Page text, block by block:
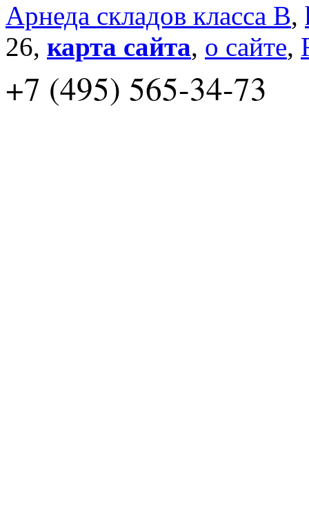
Арнеда складов класса B,
26, карта сайта, о сайте,
+7 (495) 565-34-73